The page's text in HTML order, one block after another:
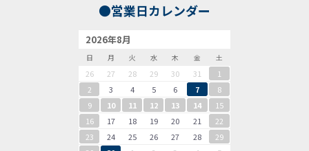
●営業日カレンダー
2026年8月
日 月 火 水 木 金 土
26 27 28 29 30 31
1
2
3 4 5 6 7
8
9
10 11 12 13 14
15
16
17 18 19 20 21
22
23
24 25 26 27 28
29